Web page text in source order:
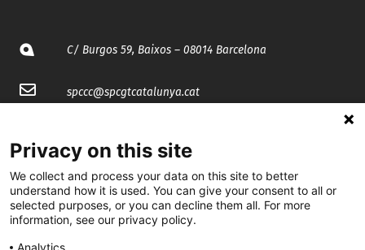
C/ Burgos 59, Baixos – 08014 Barcelona
spccc@spcgtcatalunya.cat
@CGTCatalunya
cgtcatalunya
CGTCatalunya
Privacy on this site
We collect and process your data on this site to better
understand how it is used. You can give your consent to all or
selected purposes, or you can decline them all. For more
information, see our privacy policy.
Analytics